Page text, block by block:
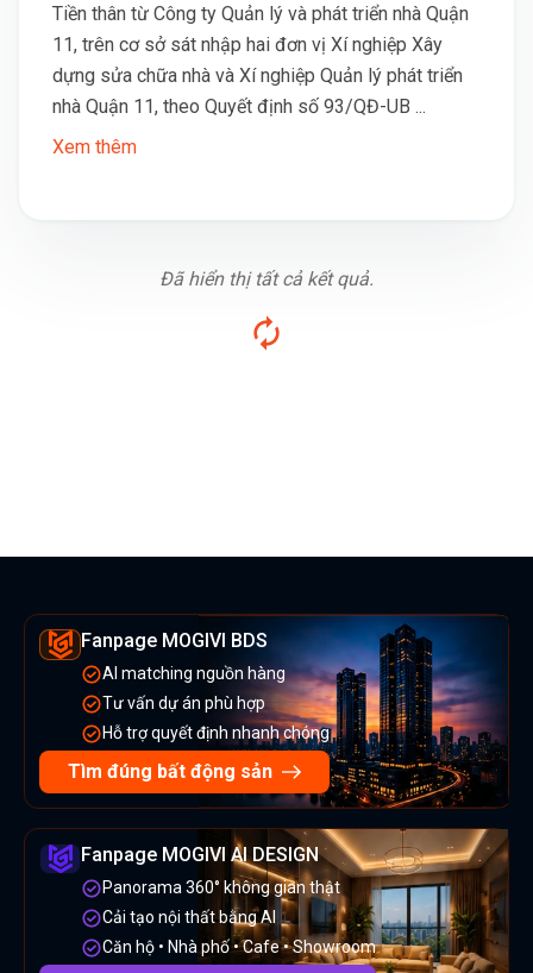
Tiền thân từ Công ty Quản lý và phát triển nhà Quận
11, trên cơ sở sát nhập hai đơn vị Xí nghiệp Xây
dựng sửa chữa nhà và Xí nghiệp Quản lý phát triển
nhà Quận 11, theo Quyết định số 93/QĐ-UB ...
Xem thêm
Đã hiển thị tất cả kết quả.
Fanpage MOGIVI BDS
AI matching nguồn hàng
Tư vấn dự án phù hợp
Hỗ trợ quyết định nhanh chóng
Tìm đúng bất động sản
Fanpage MOGIVI AI DESIGN
Panorama 360° không gian thật
Cải tạo nội thất bằng AI
Căn hộ • Nhà phố • Cafe • Showroom